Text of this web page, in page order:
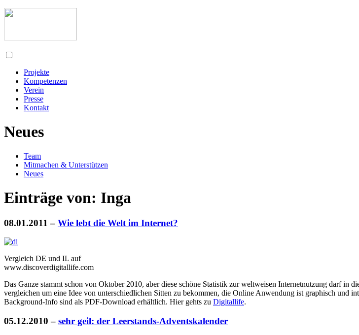
Projekte
Kompetenzen
Verein
Presse
Kontakt
Neues
Team
Mitmachen & Unterstützen
Neues
Einträge von: Inga
08.01.2011 – Wie lebt die Welt im Internet?
Vergleich DE und IL auf
www.discoverdigitallife.com
Das Ganze stammt schon von Oktober 2010, aber diese schöne Statistik zur weltweisen Internetnutzung darf in
vergleichen um eine Idee von unterschiedlichen Sitten zu bekommen, die Online Anwendung ist graphisch und
Background-Info sind als PDF-Download erhältlich. Hier gehts zu Digitallife.
05.12.2010 – sehr geil: der Leerstands-Adventskalender